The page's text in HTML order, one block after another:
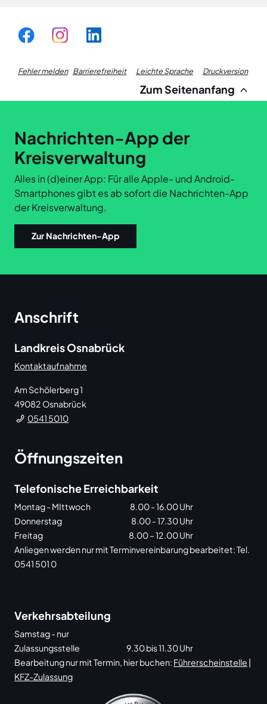
Fehler melden Fußzeile
Links
Barrierefreiheit Leichte Sprache Druckversion
Zum Seitenanfang
Nachrichten-App der
Kreisverwaltung
Alles in (d)einer App: Für alle Apple- und Android-
Smartphones gibt es ab sofort die Nachrichten-App
der Kreisverwaltung.
Zur Nachrichten-App
Anschrift
Landkreis Osnabrück
Kontaktaufnahme
Am Schölerberg 1
49082 Osnabrück
0541 5010
Öffnungszeiten
Telefonische Erreichbarkeit
Montag - MIttwoch
8.00 - 16.00 Uhr
Donnerstag
8.00 - 17.30 Uhr
Freitag
8.00 – 12.00 Uhr
Anliegen werden nur mit Terminvereinbarung bearbeitet: Tel.
0541 501 0
Verkehrsabteilung
Samstag - nur
Zulassungsstelle
9.30 bis 11.30 Uhr
Bearbeitung nur mit Termin, hier buchen: Führerscheinstelle |
KFZ-Zulassung